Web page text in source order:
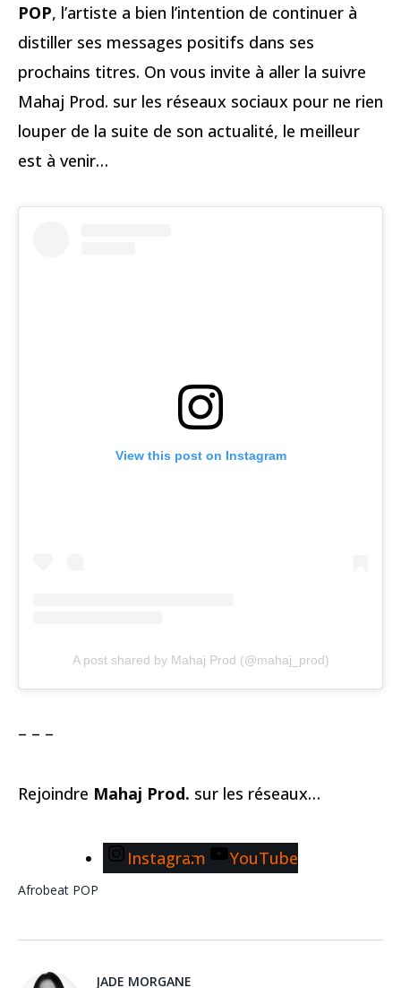
POP, l’artiste a bien l’intention de continuer à
distiller ses messages positifs dans ses
prochains titres. On vous invite à aller la suivre
Mahaj Prod. sur les réseaux sociaux pour ne rien
louper de la suite de son actualité, le meilleur
est à venir…
View this post on Instagram
A post shared by Mahaj Prod (@mahaj_prod)
– – –
Rejoindre Mahaj Prod. sur les réseaux…
Instagram YouTube
Afrobeat POP
JADE MORGANE